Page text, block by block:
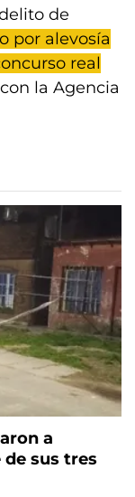
de
por alevosía
real
la Agencia
a
sus tres